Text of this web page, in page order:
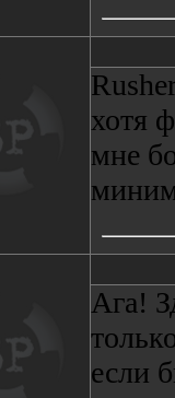
хотя
мне
Ага!
если